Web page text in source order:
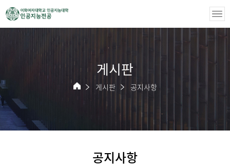
게시판
게시판 공지사항
공지사항